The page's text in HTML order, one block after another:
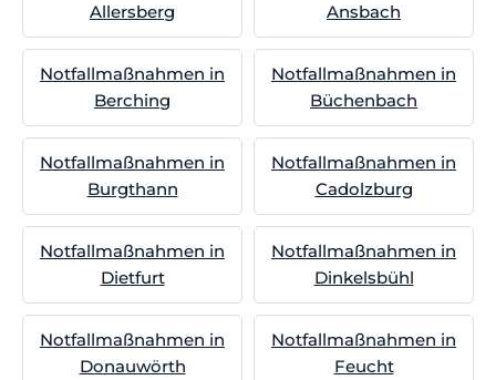
Allersberg
Ansbach
Notfallmaßnahmen in
Berching
Notfallmaßnahmen in
Büchenbach
Notfallmaßnahmen in
Burgthann
Notfallmaßnahmen in
Cadolzburg
Notfallmaßnahmen in
Dietfurt
Notfallmaßnahmen in
Dinkelsbühl
Notfallmaßnahmen in
Donauwörth
Notfallmaßnahmen in
Feucht